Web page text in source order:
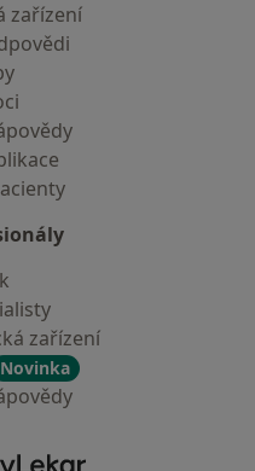
zařízení
zařízení
Novinka
- Hlavní stránka